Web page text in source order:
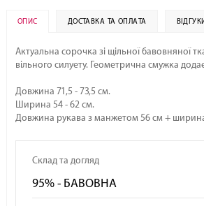
ОПИС ДОСТАВКА ТА ОПЛАТА
Актуальна сорочка зі щільної бавовняної
вільного силуету. Геометрична смужка
Довжина 71,5 - 73,5 см.
Ширина 54 - 62 см.
Довжина рукава з манжетом 56 см +
Склад та догляд
95% - БАВОВНА